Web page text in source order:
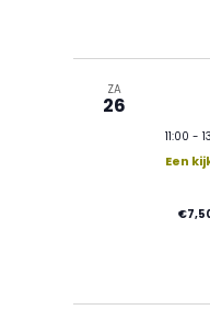
ZA
26
11:00 -
Een